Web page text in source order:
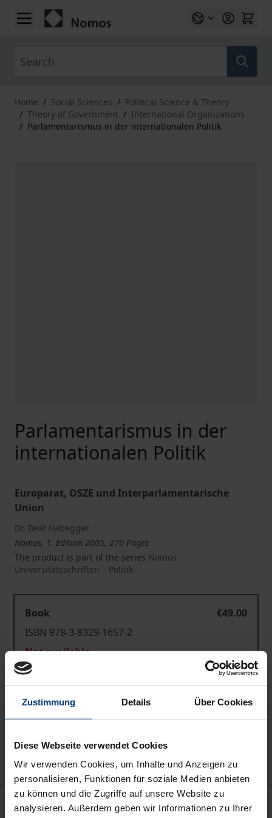
Zustimmung Details Über Cookies
Diese Webseite verwendet Cookies
Wir verwenden Cookies, um Inhalte und Anzeigen zu
personalisieren, Funktionen für soziale Medien anbieten
zu können und die Zugriffe auf unsere Website zu
analysieren. Außerdem geben wir Informationen zu Ihrer
Skip to Content
Home / Social Sciences / Political Science & Theory
/ Theory of Government / International Organizations
/ Parlamentarismus in der internationalen Politik
Parlamentarismus in der
internationalen Politik
Europarat, OSZE und Interparlamentarische
Union
Dr. Beat Habegger
Nomos, 1. Edition 2005, 270 Pages
The product is part of the series Nomos
Universitätsschriften – Politik
Book
€49.00
ISBN 978-3-8329-1657-2
Not available
Add to Cart
Add to Wish List
Description